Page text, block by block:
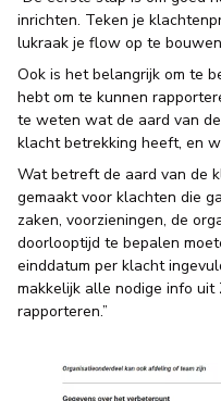
inrichten. Teken je
lukraak je flow op te
Ook is het belangrijk om te
hebt om te kunnen
te weten wat de aard van
klacht betrekking heeft, en
Wat betreft de aard van de
gemaakt voor klachten die
zaken, voorzieningen, de
doorlooptijd te bepalen
einddatum per klacht
makkelijk alle nodige info
rapporteren.”